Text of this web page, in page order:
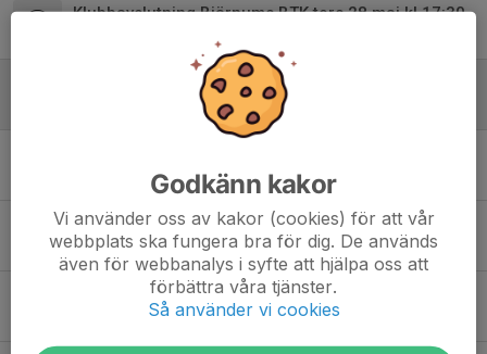
Klubbavslutning Bjärnums BTK tors 28 maj kl 17:30
Träning som vanligt idag!
0
13 maj, 20:48 0
Påminnelse årsmöte 11/5 18:30
6 maj, 16:49 0
Inställd träning imorgon pga Valborg
29 apr, 15:25 0
Godkänn kakor
Vi använder oss av kakor (cookies) för att vår
webbplats ska fungera bra för dig. De används
även för webbanalys i syfte att hjälpa oss att
förbättra våra tjänster.
Så använder vi cookies